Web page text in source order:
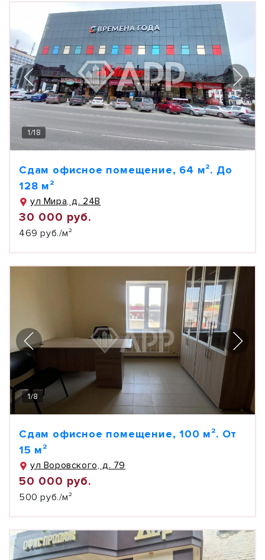
1/18
Сдам офисное помещение, 64 м². До
128 м²
ул Мира, д. 24В
30 000 руб.
469 руб./м²
1/8
Сдам офисное помещение, 100 м². От
15 м²
ул Воровского, д. 79
50 000 руб.
500 руб./м²